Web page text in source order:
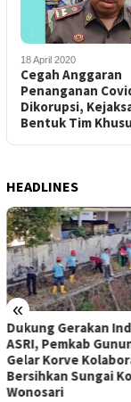
18 April 2020
Cegah Anggaran
Penanganan
Dikorupsi,
Bentuk Tim
HEADLINES
«
Dukung Gerakan
ASRI, Pemkab
Gelar Korve
Bersihkan Sungai
Wonosari